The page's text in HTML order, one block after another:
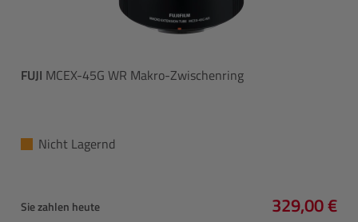
FUJI MCEX-45G WR Makro-Zwischenring
Nicht Lagernd
Sie zahlen heute 329,00 €